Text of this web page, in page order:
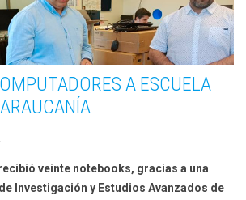
A ESCUELA
veinte notebooks, gracias a una
Investigación y Estudios Avanzados de